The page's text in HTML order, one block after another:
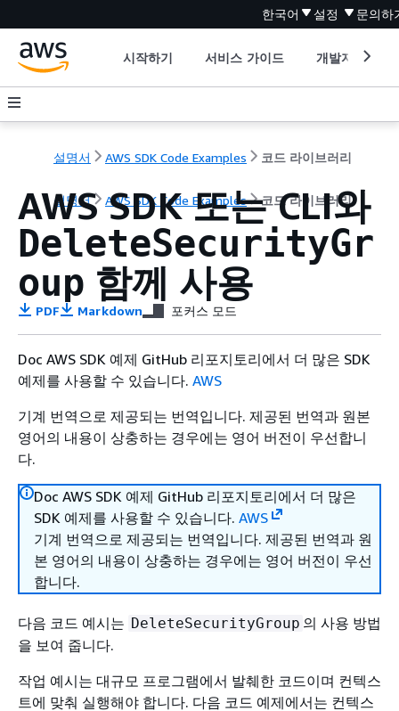
한국어 설정 문의하
시작하기 서비스 가이드 개발자 도구
설명서 AWS SDK Code Examples 코드 라이브러리
설명서 AWS SDK Code Examples 코드 라이브러리
AWS SDK 또는 CLI와
DeleteSecurityGr
oup 함께 사용
PDF Markdown 포커스 모드
Doc AWS SDK 예제 GitHub 리포지토리에서 더 많은 SDK
예제를 사용할 수 있습니다. AWS
기계 번역으로 제공되는 번역입니다. 제공된 번역과 원본
영어의 내용이 상충하는 경우에는 영어 버전이 우선합니
다.
Doc AWS SDK 예제 GitHub 리포지토리에서 더 많은
SDK 예제를 사용할 수 있습니다. AWS
기계 번역으로 제공되는 번역입니다. 제공된 번역과 원
본 영어의 내용이 상충하는 경우에는 영어 버전이 우선
합니다.
다음 코드 예시는 DeleteSecurityGroup 의 사용 방법
을 보여 줍니다.
작업 예시는 대규모 프로그램에서 발췌한 코드이며 컨텍스
트에 맞춰 실행해야 합니다. 다음 코드 예제에서는 컨텍스